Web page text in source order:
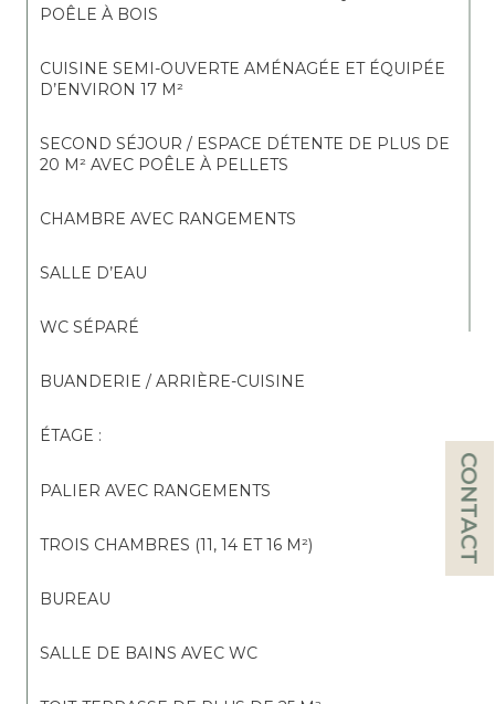
CONTACT
POÊLE À BOIS
CUISINE SEMI-OUVERTE AMÉNAGÉE ET ÉQUIPÉE
D’ENVIRON 17 M²
SECOND SÉJOUR / ESPACE DÉTENTE DE PLUS DE
20 M² AVEC POÊLE À PELLETS
CHAMBRE AVEC RANGEMENTS
SALLE D’EAU
WC SÉPARÉ
BUANDERIE / ARRIÈRE-CUISINE
ÉTAGE :
PALIER AVEC RANGEMENTS
TROIS CHAMBRES (11, 14 ET 16 M²)
BUREAU
SALLE DE BAINS AVEC WC